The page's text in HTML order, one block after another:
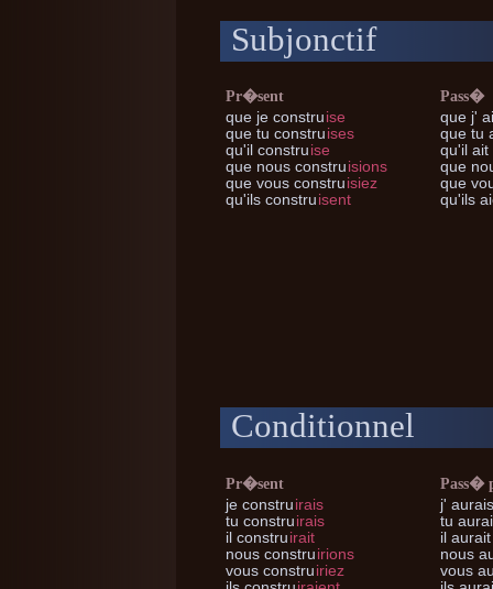
Subjonctif
Pr�sent
que je construise
que tu construises
qu'il construise
que nous construisions
que vous construisiez
qu'ils construisent
Pass�
que j'
que tu
qu'il ait
que
que
qu'ils
Conditionnel
Pr�sent
je construirais
tu construirais
il construirait
nous construirions
vous construiriez
Pass�
j'
tu
il
nous
vous